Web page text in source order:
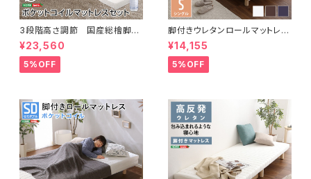
3段階高さ調節 国産総檜脚付
きすのこベッド 【Pierna-ピエル
ナ-】(ポケットコイルロールマッ
トレス付き) シングル LHK-H
RM-S
¥23,560
5%OFF
脚付きウレタンロールマットレス
【TERRDAM-テルダ-】 シング
ルサイズ URM-03S
¥14,155
5%OFF